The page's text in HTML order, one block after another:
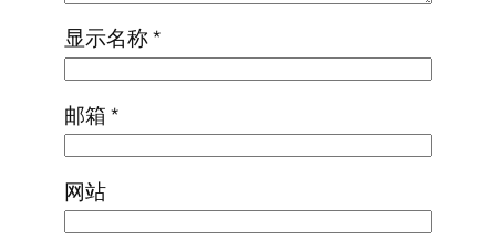
显示名称*
邮箱*
网站